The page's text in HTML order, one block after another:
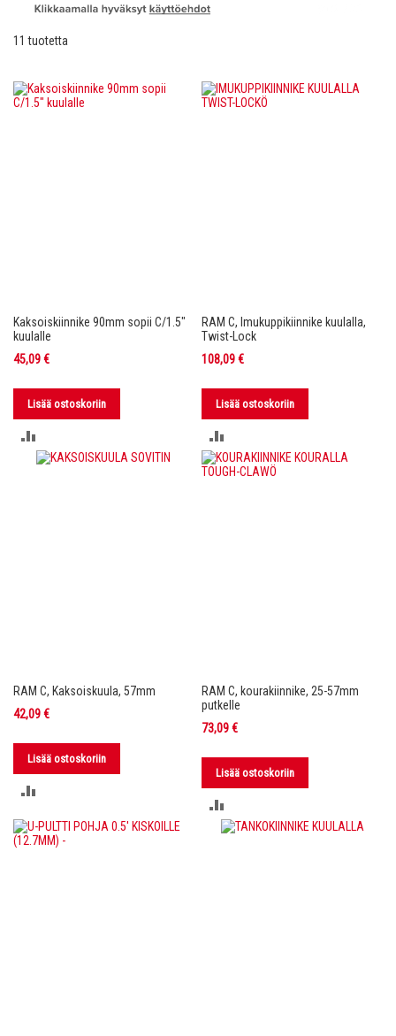
11 tuotetta
Kaksoiskiinnike 90mm sopii C/1.5"
kuulalle
45,09 €
Lisää ostoskoriin
VERTAILUUN
RAM C, Imukuppikiinnike kuulalla,
Twist-Lock
108,09 €
Lisää ostoskoriin
VERTAILUUN
RAM C, Kaksoiskuula, 57mm
42,09 €
Lisää ostoskoriin
VERTAILUUN
RAM C, kourakiinnike, 25-57mm
putkelle
73,09 €
Lisää ostoskoriin
VERTAILUUN